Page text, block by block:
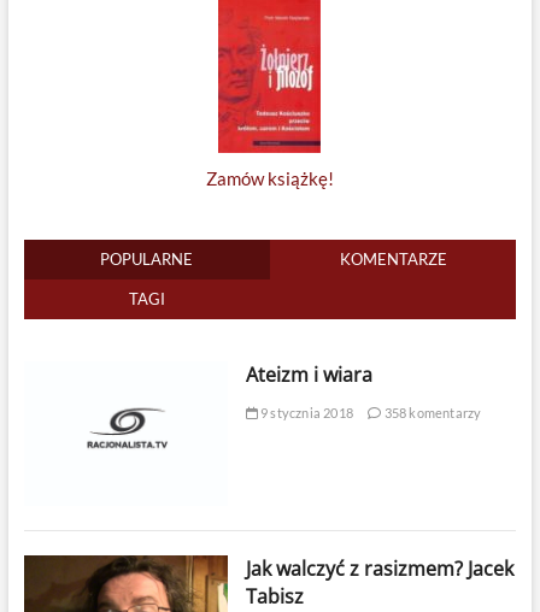
Zamów książkę!
POPULARNE KOMENTARZE
TAGI
Ateizm i wiara
9 stycznia 2018 358 komentarzy
Jak walczyć z rasizmem? Jacek
Tabisz